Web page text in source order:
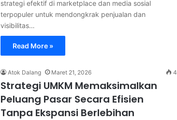
strategi efektif di marketplace dan media sosial
terpopuler untuk mendongkrak penjualan dan
visibilitas…
Read More »
Atok Dalang Maret 21, 2026 4
Strategi UMKM Memaksimalkan
Peluang Pasar Secara Efisien
Tanpa Ekspansi Berlebihan